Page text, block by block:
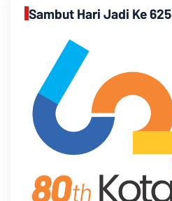
Sambut Hari Jadi Ke 625